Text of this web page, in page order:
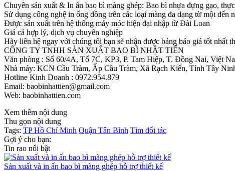
Chuyên sản xuất & In ấn bao bì màng ghép: Bao bì nhựa đựng gạo,
Sử dụng công nghệ in ống đồng trên các loại màng đa dạng từ một đến
Được sản xuất trên hệ thống máy móc hiện đại nhập từ Đài Loan
Giá cả hợp lý, dịch vụ chuyên nghiệp
Hãy liên hệ ngay với chúng tôi bạn sẽ nhận được bảng báo giá tốt nhất
CÔNG TY TNHH SẢN XUẤT BAO BÌ NHẬT TIẾN
Văn phòng : Số 60/4A, Tổ 7C, KP3, P. Tam Hiệp, T. Đồng Nai, Việt
Nhà máy: KCN Cầu Tràm, Ấp Cầu Tràm, Xã Rạch Kiến, Tỉnh Tây
Hotline Kinh Doanh : 0972.954.879
Email: baobinhattien@gmail.com
Web: baobinhattien.com
Xem thêm nội dung
Thu gọn nội dung
Tags: TP Hồ Chí Minh Quận Tân Bình Tìm đối tác
Gợi ý cho bạn:
Tin rao nổi bật
Sản xuất và in ấn bao bì màng ghép hỗ trợ thiết kế